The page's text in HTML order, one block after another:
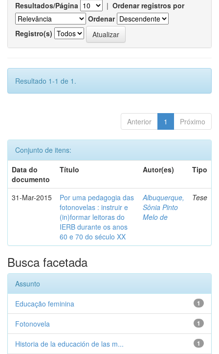
Resultados/Página | Ordenar registros por
Ordenar
Registro(s)
Resultado 1-1 de 1.
Anterior 1 Próximo
Conjunto de itens:
Data do
documento
Título Autor(es) Tipo
31-Mar-2015
Por uma pedagogia das
fotonovelas : instruir e
(in)formar leitoras do
IERB durante os anos
60 e 70 do século XX
Albuquerque,
Sônia Pinto
Melo de
Tese
Busca facetada
Assunto
1
Educação feminina
1
Fotonovela
1
Historia de la educación de las m...